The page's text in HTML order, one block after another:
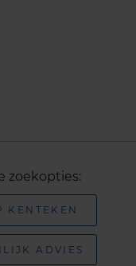
zoekopties:
KENTEKEN
ADVIES